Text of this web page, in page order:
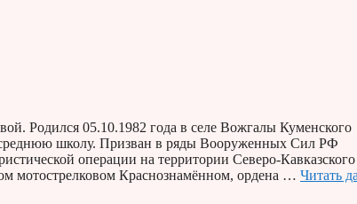
Родился 05.10.1982 года в селе Вожгалы Куменского
среднюю школу. Призван в ряды Вооруженных Сил РФ
операции на территории Северо-Кавказского
мотострелковом Краснознамённом, ордена … Читать